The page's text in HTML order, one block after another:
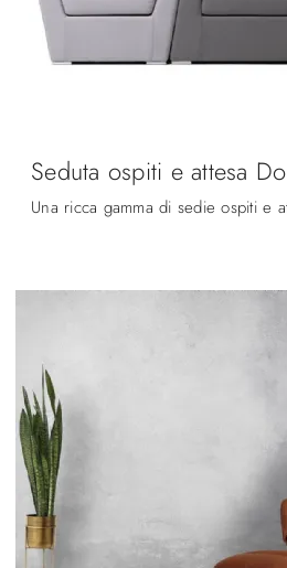
Seduta ospiti e attesa